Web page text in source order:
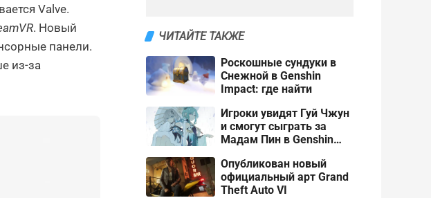
Valve.
. Новый
панели.
из-за
ЧИТАЙТЕ ТАКЖЕ
Роскошные сундуки в
Снежной в Genshin
Impact: где найти
Игроки увидят Гуй Чжун
и смогут сыграть за
Мадам Пин в Genshin
Опубликован новый
официальный арт Grand
Theft Auto VI